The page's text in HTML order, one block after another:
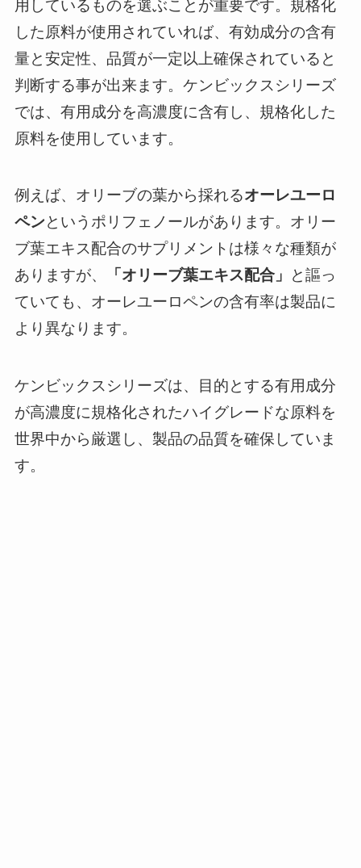
用しているものを選ぶことが重要です。規格化
した原料が使用されていれば、有効成分の含有
量と安定性、品質が一定以上確保されていると
判断する事が出来ます。ケンビックスシリーズ
では、有用成分を高濃度に含有し、規格化した
原料を使用しています。
例えば、オリーブの葉から採れるオーレユーロ
ペンというポリフェノールがあります。オリー
ブ葉エキス配合のサプリメントは様々な種類が
ありますが、
「オリーブ葉エキス配合」
と謳っ
ていても、オーレユーロペンの含有率は製品に
より異なります。
ケンビックスシリーズは、目的とする有用成分
が高濃度に規格化されたハイグレードな原料を
世界中から厳選し、製品の品質を確保していま
す。